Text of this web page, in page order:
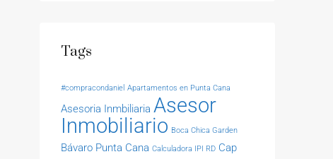
Tags
#compracondaniel Apartamentos en Punta Cana
Asesoria Inmbiliaria Asesor
Inmobiliario Boca Chica Garden
Bávaro Punta Cana Calculadora IPI RD Cap